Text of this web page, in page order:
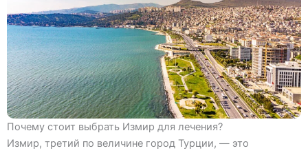
Почему стоит выбрать Измир для лечения?
Измир, третий по величине город Турции, — это